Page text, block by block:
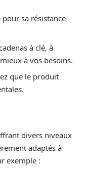
pour sa résistance
à clé, à
à vos besoins.
que le produit
divers niveaux
adaptés à
exemple :